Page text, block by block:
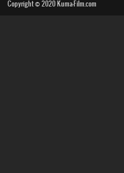
Copyright © 2020Kuma-Film.com